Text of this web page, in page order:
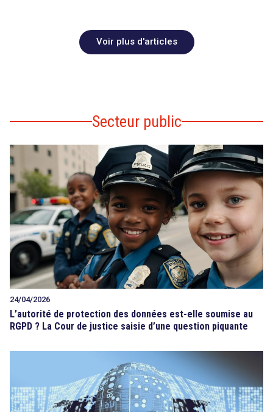
Voir plus d'articles
Secteur public
24/04/2026
L’autorité de protection des données est-elle soumise au
RGPD ? La Cour de justice saisie d’une question piquante